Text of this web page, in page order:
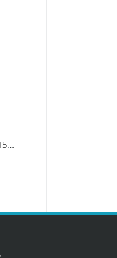
Пильный диск для дерева, 165x20/15.88x1.8/1.2x16T D-81050 D-81050